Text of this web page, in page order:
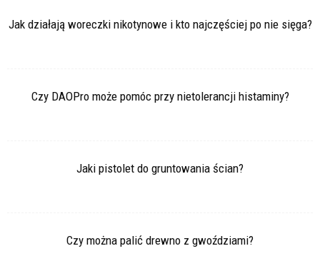
Jak działają woreczki nikotynowe i kto najczęściej po nie sięga?
Czy DAOPro może pomóc przy nietolerancji histaminy?
Jaki pistolet do gruntowania ścian?
Czy można palić drewno z gwoździami?